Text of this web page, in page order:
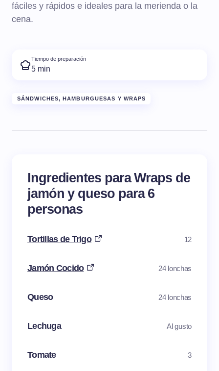
fáciles y rápidos e ideales para la merienda o la
cena.
Tiempo de preparación
5 min
SÁNDWICHES, HAMBURGUESAS Y WRAPS
Ingredientes para Wraps de
jamón y queso para 6
personas
Tortillas de Trigo 12
Jamón Cocido 24 lonchas
Queso 24 lonchas
Lechuga Al gusto
Tomate 3